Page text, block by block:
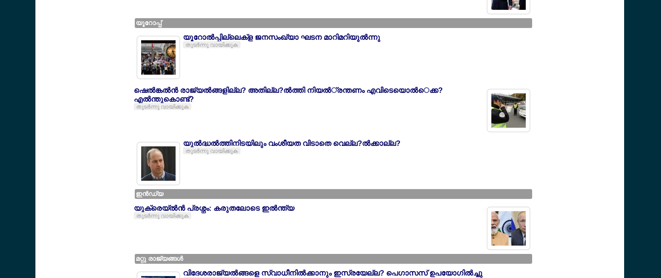
യൂറോപ്പ്
യൂറോല്‍പ്പില്ലെക്ള ജനസംഖ്യാ ഘടന മാറിമറിയുല്‍ന്നു
തുടര്‍ന്നു വായിക്കുക
ഷെല്‍ങ്കല്‍ന്‍ രാജ്യല്‍ങ്ങളില്ല? അതില്ല?ല്‍ത്തി നിയല്‍്രന്തണം എവിടെയൊല്‍െക്ക?
എല്‍ന്തുകൊണ്ട്?
തുടര്‍ന്നു വായിക്കുക
യുല്‍ദ്ധല്‍ത്തിനിടയിലും വംശീയത വിടാതെ വെല്ല?ല്‍ക്കാല്ല?
തുടര്‍ന്നു വായിക്കുക
ഇന്‍ഡ്യ
യുക്രെയ്ല്‍ന്‍ പ്രശ്നം: കരുതലോടെ ഇല്‍ന്ത്യ
തുടര്‍ന്നു വായിക്കുക
മറ്റു രാജ്യങ്ങള്‍
വിദേശരാജ്യല്‍ങ്ങളെ സ്വാധീനില്‍ക്കാനും ഇസ്രയേല്ല? പെഗാസസ് ഉപയോഗില്‍ച്ചു